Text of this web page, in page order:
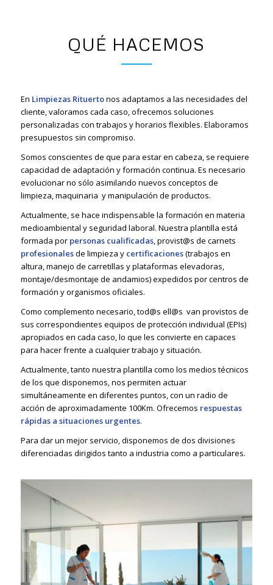
QUÉ HACEMOS
En Limpiezas Rituertonos adaptamos a las necesidades del
cliente, valoramos cada caso, ofrecemos soluciones
personalizadas con trabajos y horarios flexibles. Elaboramos
presupuestos sin compromiso.
Somos conscientes de que para estar en cabeza, se requiere
capacidad de adaptación y formación continua. Es necesario
evolucionar no sólo asimilando nuevos conceptos de
limpieza, maquinaria y manipulación de productos.
Actualmente, se hace indispensable la formación en materia
medioambiental y seguridad laboral. Nuestra plantilla está
formada por personas cualificadas, provist@s de carnets
profesionalesde limpieza y certificaciones(trabajos en
altura, manejo de carretillas y plataformas elevadoras,
montaje/desmontaje de andamios) expedidos por centros de
formación y organismos oficiales.
Como complemento necesario, tod@s ell@s van provistos de
sus correspondientes equipos de protección individual (EPIs)
apropiados en cada caso, lo que les convierte en capaces
para hacer frente a cualquier trabajo y situación.
Actualmente, tanto nuestra plantilla como los medios técnicos
de los que disponemos, nos permiten actuar
simultáneamente en diferentes puntos, con un radio de
acción de aproximadamente 100Km. Ofrecemos respuestas
rápidas a situaciones urgentes.
Para dar un mejor servicio, disponemos de dos divisiones
diferenciadas dirigidos tanto a industria como a particulares.